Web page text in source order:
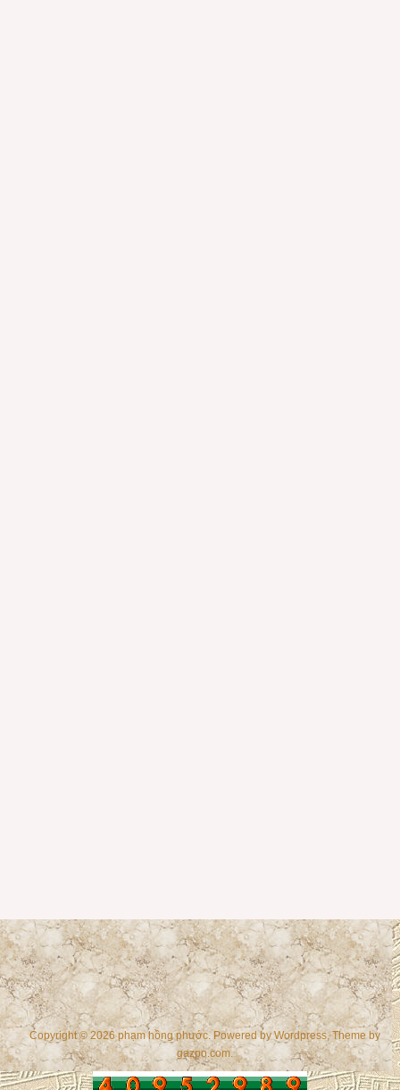
Copyright © 2026 phạm hồng phước. Powered byWordpress, Theme by
gazpo.com.